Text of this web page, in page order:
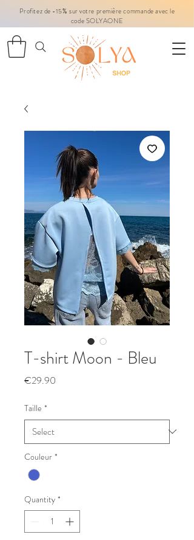
Profitez de -15% sur votre première commande avec le
code SOLYAONE
T-shirt Moon - Bleu
€29.90
Taille *
Couleur *
Quantity *